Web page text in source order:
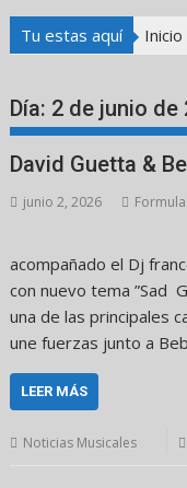
Tu estas aquí Inicio
Día: 2 de junio de
David Guetta &
junio 2, 2026
acompañado el Dj
con nuevo tema ”Sad
una de las principales
une fuerzas junto a
LEER MÁS
Noticias Musicales